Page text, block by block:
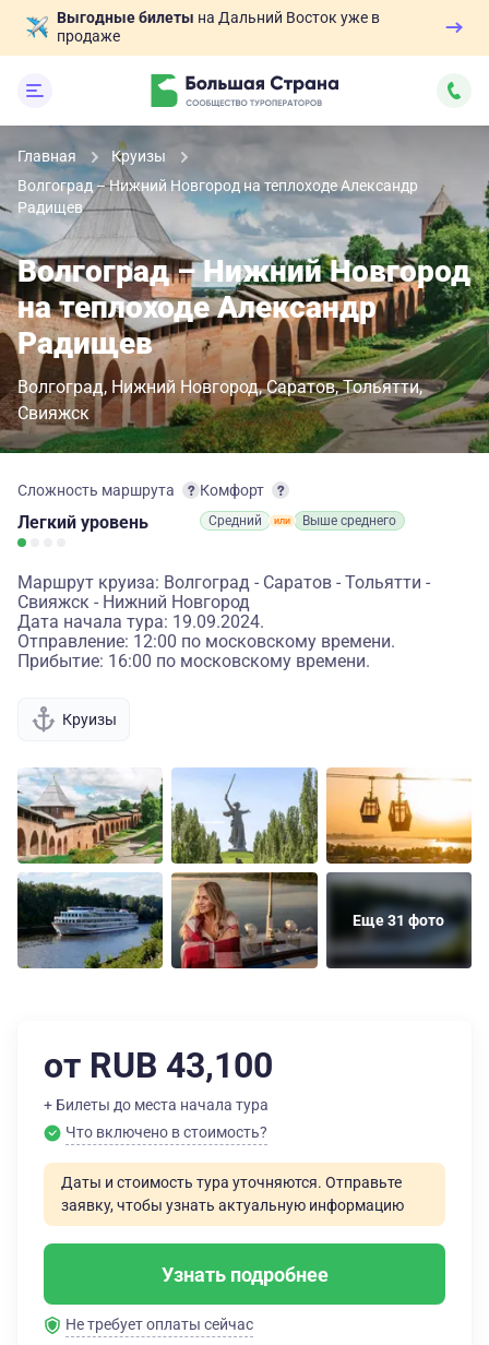
Выгодные билеты на Дальний Восток уже в
продаже
Главная
Круизы
Волгоград – Нижний Новгород на теплоходе Александр
Радищев
Волгоград – Нижний Новгород
на теплоходе Александр
Радищев
Волгоград Нижний Новгород Саратов Тольятти
Свияжск
Сложность маршрута
Легкий уровень
Комфорт
Средний Выше среднего
Маршрут круиза: Волгоград - Саратов - Тольятти -
Свияжск - Нижний Новгород
Дата начала тура: 19.09.2024.
Отправление: 12:00 по московскому времени.
Прибытие: 16:00 по московскому времени.
Круизы
Еще 31 фото
от RUB 43,100
+ Билеты до места начала тура
Что включено в стоимость?
Даты и стоимость тура уточняются. Отправьте
заявку, чтобы узнать актуальную информацию
Узнать подробнее
Не требует оплаты сейчас